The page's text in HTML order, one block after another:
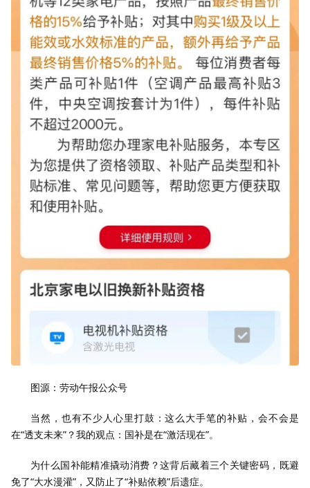
图源：劳动午报公众号
当然，也有不少人心里打鼓：这么大手笔的补贴，会不会是
在“透支未来”？我的观点：国补是在“激活现在”。
为什么国补能精准撬动消费？这背后藏着三个关键密码，既避
免了“大水漫灌”，又防止了“补贴依赖”后遗症。